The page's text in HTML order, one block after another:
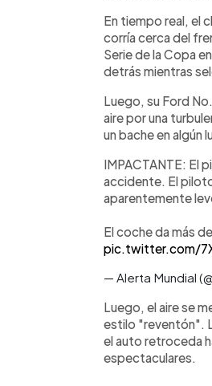
En tiempo real, el
corría cerca del
Serie de la Copa
detrás mientras
Luego, su Ford
aire por una
un bache en algún
IMPACTANTE: El
accidente. El
aparentemente
El coche da más
pic.twitter.com/
— Alerta Mundial
Luego, el aire se
estilo "reventón".
el auto retroceda
espectaculares.